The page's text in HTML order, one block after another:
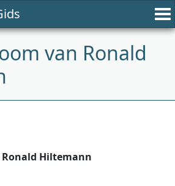
van Ronald
Hiltemann